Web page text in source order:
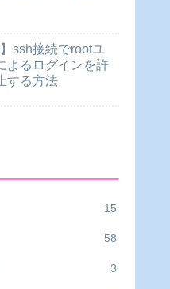
】ssh接続でrootユ
よるログインを許
する方法
15
58
3